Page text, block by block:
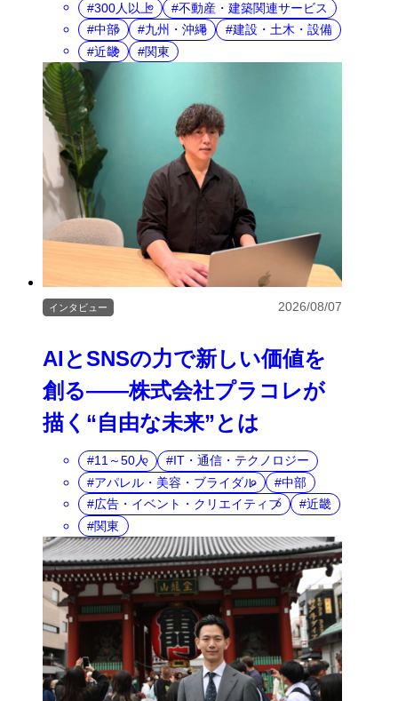
300人以上
不動産・建築関連サービス
中部
九州・沖縄
建設・土木・設備
近畿
関東
AIとSNSの力で新しい価値を
創る――株式会社プラコレが
描く“自由な未来”とは
インタビュー 2026/08/07
11～50人
IT・通信・テクノロジー
アパレル・美容・ブライダル
中部
広告・イベント・クリエイティブ
近畿
関東